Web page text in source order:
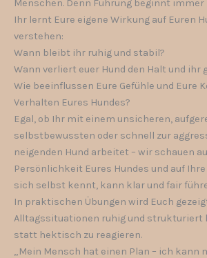
Menschen. Denn Führung beginnt immer
Ihr lernt Eure eigene Wirkung auf Euren
verstehen:
Wann bleibt ihr ruhig und stabil?
Wann verliert euer Hund den Halt und ihr
Wie beeinflussen Eure Gefühle und Eure
Verhalten Eures Hundes?
Egal, ob Ihr mit einem unsicheren,
selbstbewussten oder schnell zur
neigenden Hund arbeitet – wir schauen
Persönlichkeit Eures Hundes und auf
sich selbst kennt, kann klar und fair
In praktischen Übungen wird Euch
Alltagssituationen ruhig und strukturiert
statt hektisch zu reagieren.
„Mein Mensch hat einen Plan – ich kann